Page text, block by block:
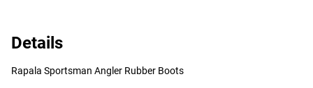
Details
Rapala Sportsman Angler Rubber Boots